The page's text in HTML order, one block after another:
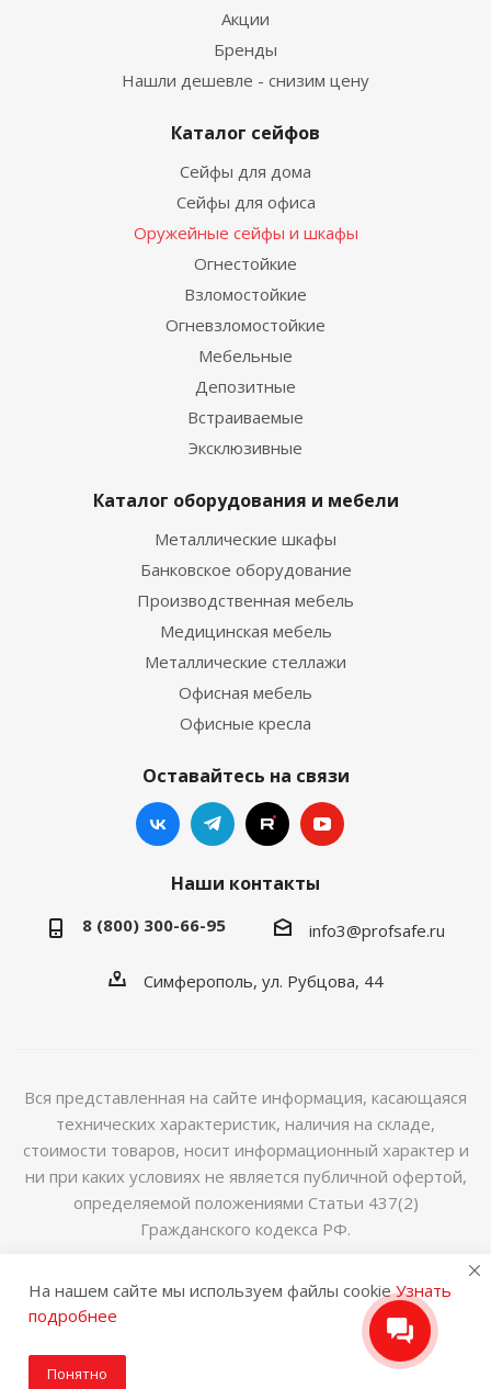
Акции
Бренды
Нашли дешевле - снизим цену
Каталог сейфов
Сейфы для дома
Сейфы для офиса
Оружейные сейфы и шкафы
Огнестойкие
Взломостойкие
Огневзломостойкие
Мебельные
Депозитные
Встраиваемые
Эксклюзивные
Каталог оборудования и мебели
Металлические шкафы
Банковское оборудование
Производственная мебель
Медицинская мебель
Металлические стеллажи
Офисная мебель
Офисные кресла
Оставайтесь на связи
Наши контакты
8 (800) 300-66-95 info3@profsafe.ru
Симферополь, ул. Рубцова, 44
Вся представленная на сайте информация, касающаяся
технических характеристик, наличия на складе,
стоимости товаров, носит информационный характер и
ни при каких условиях не является публичной офертой,
определяемой положениями Статьи 437(2)
Гражданского кодекса РФ.
2014-2026 © Интернет магазин сейфов и металлической
мебели
На нашем сайте мы используем файлы cookieУзнать
подробнее
Понятно